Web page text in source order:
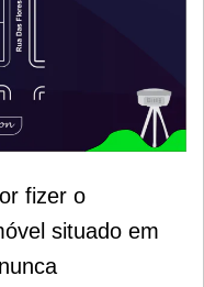
fizer o
situado em